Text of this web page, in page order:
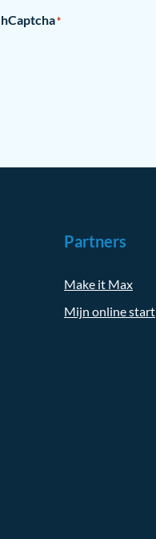
hCaptcha*
Partners
Make it Max
Mijn online start